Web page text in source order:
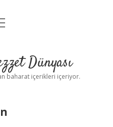
Dünyası
baharat içerikleri içeriyor.